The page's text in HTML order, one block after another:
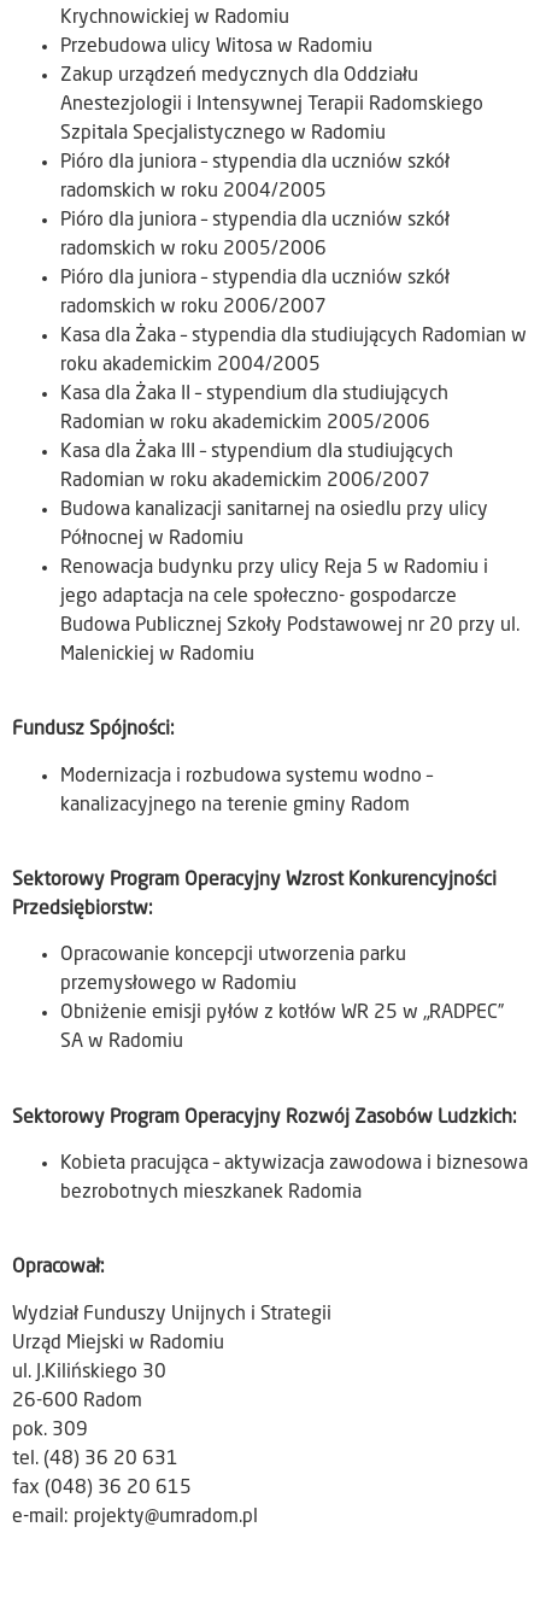
Krychnowickiej w Radomiu
Przebudowa ulicy Witosa w Radomiu
Zakup urządzeń medycznych dla Oddziału
Anestezjologii i Intensywnej Terapii Radomskiego
Szpitala Specjalistycznego w Radomiu
Pióro dla juniora – stypendia dla uczniów szkół
radomskich w roku 2004/2005
Pióro dla juniora – stypendia dla uczniów szkół
radomskich w roku 2005/2006
Pióro dla juniora – stypendia dla uczniów szkół
radomskich w roku 2006/2007
Kasa dla Żaka – stypendia dla studiujących Radomian w
roku akademickim 2004/2005
Kasa dla Żaka II – stypendium dla studiujących
Radomian w roku akademickim 2005/2006
Kasa dla Żaka III – stypendium dla studiujących
Radomian w roku akademickim 2006/2007
Budowa kanalizacji sanitarnej na osiedlu przy ulicy
Północnej w Radomiu
Renowacja budynku przy ulicy Reja 5 w Radomiu i
jego adaptacja na cele społeczno- gospodarcze
Budowa Publicznej Szkoły Podstawowej nr 20 przy ul.
Malenickiej w Radomiu
Fundusz Spójności:
Modernizacja i rozbudowa systemu wodno –
kanalizacyjnego na terenie gminy Radom
Sektorowy Program Operacyjny Wzrost Konkurencyjności
Przedsiębiorstw:
Opracowanie koncepcji utworzenia parku
przemysłowego w Radomiu
Obniżenie emisji pyłów z kotłów WR 25 w „RADPEC”
SA w Radomiu
Sektorowy Program Operacyjny Rozwój Zasobów Ludzkich:
Kobieta pracująca – aktywizacja zawodowa i biznesowa
bezrobotnych mieszkanek Radomia
Opracował:
Wydział Funduszy Unijnych i Strategii
Urząd Miejski w Radomiu
ul. J.Kilińskiego 30
26-600 Radom
pok. 309
tel. (48) 36 20 631
fax (048) 36 20 615
e-mail: projekty@umradom.pl